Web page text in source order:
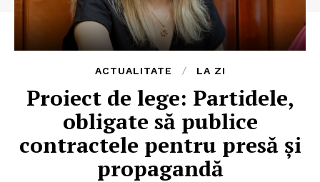
ACTUALITATE LA ZI
Proiect de lege: Partidele,
obligate să publice
contractele pentru presă și
propagandă